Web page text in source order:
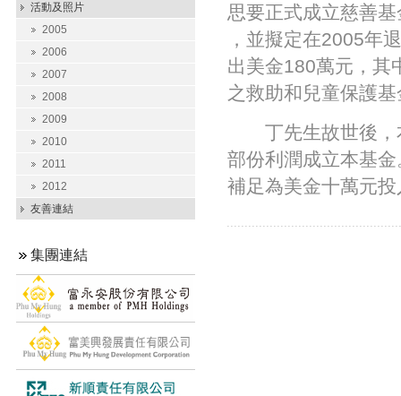
活動及照片
2005
2006
2007
2008
2009
2010
2011
2012
友善連結
集團連結
思要正式成立慈善
，並擬定在2005年
出美金180萬元，其
之救助和兒童保護基
丁先生故世後，
部份利潤成立本基
補足為美金十萬元